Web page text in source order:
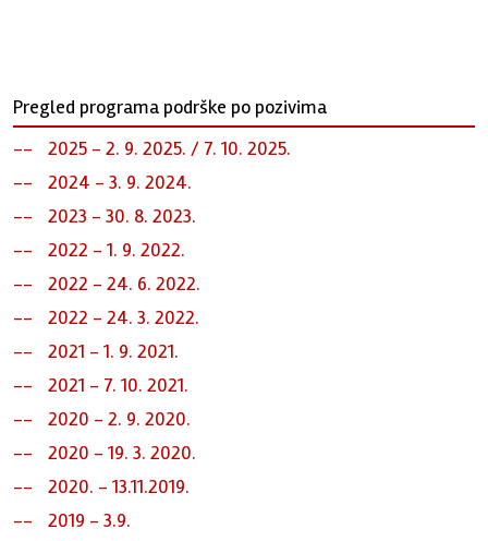
Pregled programa podrške po pozivima
2025 - 2. 9. 2025. / 7. 10. 2025.
2024 - 3. 9. 2024.
2023 - 30. 8. 2023.
2022 - 1. 9. 2022.
2022 - 24. 6. 2022.
2022 - 24. 3. 2022.
2021 - 1. 9. 2021.
2021 - 7. 10. 2021.
2020 - 2. 9. 2020.
2020 - 19. 3. 2020.
2020. - 13.11.2019.
2019 - 3.9.